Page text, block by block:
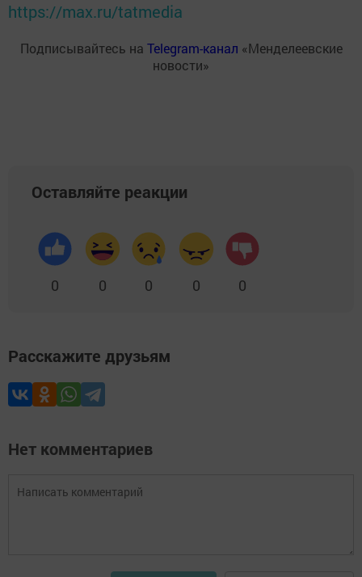
https://max.ru/tatmedia
Подписывайтесь на Telegram-канал «Менделеевские
новости»
Оставляйте реакции
0 0 0 0 0
Расскажите друзьям
Нет комментариев